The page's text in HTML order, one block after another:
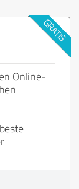
Online-